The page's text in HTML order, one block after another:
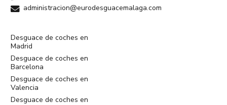
administracion@eurodesguacemalaga.com
Desguace de coches en
Madrid
Desguace de coches en
Barcelona
Desguace de coches en
Valencia
Desguace de coches en